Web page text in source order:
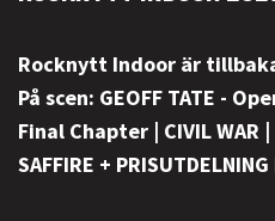
Rocknytt Indoor är
På scen: GEOFF TATE -
Final Chapter | CIVIL WAR |
SAFFIRE +